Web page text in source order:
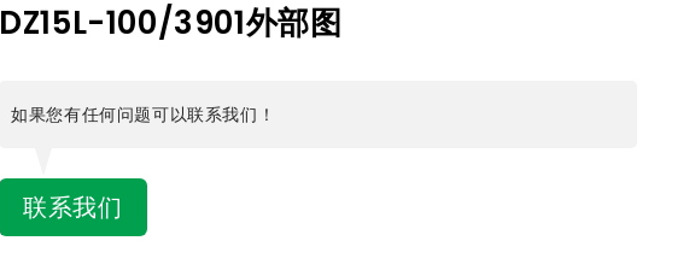
DZ15L-100/3901外部图
如果您有任何问题可以联系我们！
联系我们